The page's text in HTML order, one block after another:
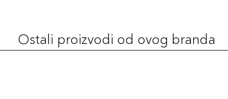
Ostali proizvodi od ovog branda